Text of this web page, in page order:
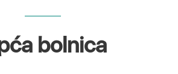
bolnica